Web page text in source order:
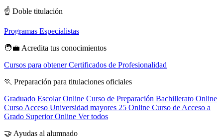
☝️ Doble titulación
Programas Especialistas
🧑‍💼 Acredita tus conocimientos
Cursos para obtener Certificados de Profesionalidad
🏃 Preparación para titulaciones oficiales
Graduado Escolar Online Curso de Preparación Bachillerato Online
Curso Acceso Universidad mayores 25 Online Curso de Acceso a
Grado Superior Online Ver todos
🤝 Ayudas al alumnado